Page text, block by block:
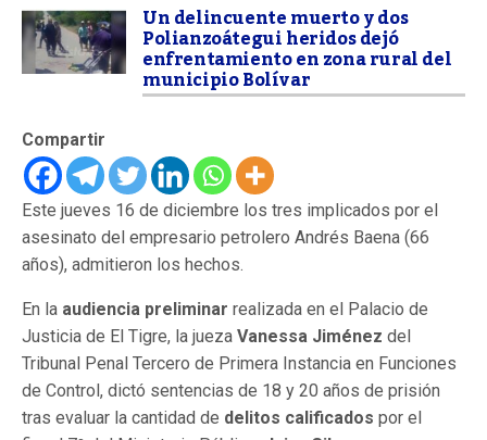
Un delincuente muerto y dos
Polianzoátegui heridos dejó
enfrentamiento en zona rural del
municipio Bolívar
Compartir
Este jueves 16 de diciembre los tres implicados por el
asesinato del empresario petrolero Andrés Baena (66
años), admitieron los hechos.
En la audiencia preliminar realizada en el Palacio de
Justicia de El Tigre, la jueza Vanessa Jiménez del
Tribunal Penal Tercero de Primera Instancia en Funciones
de Control, dictó sentencias de 18 y 20 años de prisión
tras evaluar la cantidad de delitos calificados por el